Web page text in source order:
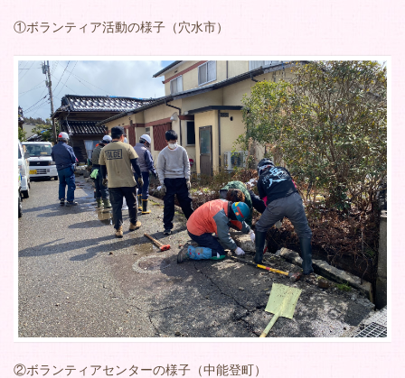
①ボランティア活動の様子（穴水市）
②ボランティアセンターの様子（中能登町）